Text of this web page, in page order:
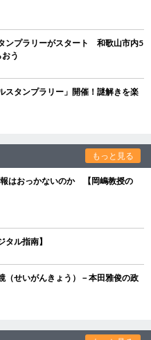
ンプラリーがスタート 和歌山市内5
う
スタンプラリー」開催！謎解きを楽
もっと見る
はおっかないのか 【岡嶋教授の
ル指南】
せいがんきょう）－本田雅俊の政